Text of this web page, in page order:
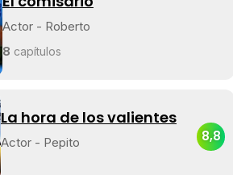
Actor - Roberto
8 capítulos
La hora de los valientes
Actor - Pepito 8,8